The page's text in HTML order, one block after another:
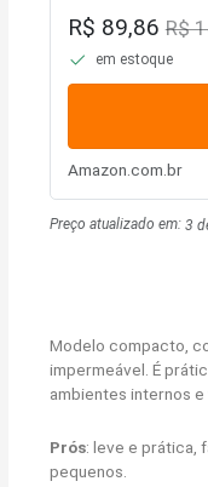
R$ 89,86R$
em estoque
Amazon.com.br
Preço atualizado em:3
Modelo compacto,
impermeável. É
ambientes internos
Prós: leve e prática,
pequenos.